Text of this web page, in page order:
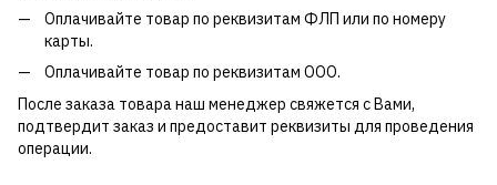
Оплачивайте товар по реквизитам ФЛП или по номеру
карты.
Оплачивайте товар по реквизитам ООО.
После заказа товара наш менеджер свяжется с Вами,
подтвердит заказ и предоставит реквизиты для проведения
операции.